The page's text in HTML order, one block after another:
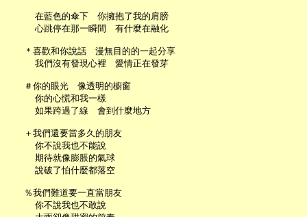
     在藍色的傘下　你擁抱了我的肩膀
     心跳停在那一瞬間　有什麼在融化
   ＊喜歡和你說話　漫無目的的一起分享
     我們沒有發現心裡　愛情正在發芽
   ＃你的眼光　像透明的櫥窗
     你的心慌和我一樣
     如果跨過了線　會到什麼地方
   ＋我們還要當多久的朋友
     你不說我也不能說
     期待就像膨脹的氣球
     說破了怕什麼都落空
   ％我們難道要一直當朋友
     你不說我也不敢說